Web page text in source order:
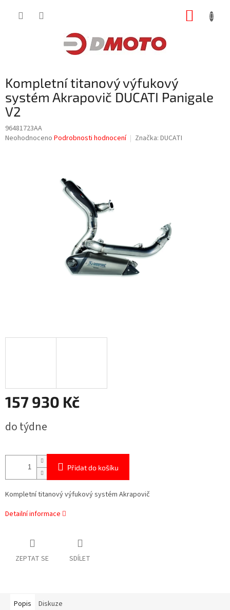
Kompletní titanový výfukový
systém Akrapovič DUCATI Panigale
V2
96481723AA
Průměrné
Neohodnoceno Podrobnosti hodnocení Značka: DUCATI
157 930 Kč
cena:
do týdne
Přidat do košíku
Kompletní titanový výfukový systém Akrapovič
Detailní informace
ZEPTAT SE SDÍLET
Popis Diskuze